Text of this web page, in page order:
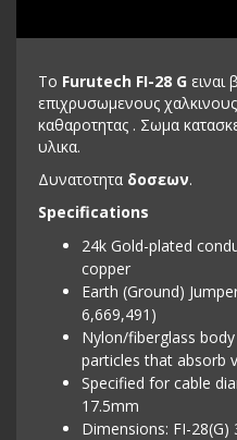
Το Furutech FI-28 G ειναι
επιχρυσωμενους
καθαροτητας . Σωμα
υλικα.
Δυνατοτητα δοσεων.
Specifications
24k Gold-plated
copper
Earth (Ground)
6,669,491)
Nylon/fiberglass
particles that absorb
Specified for cable
17.5mm
Dimensions: FI-